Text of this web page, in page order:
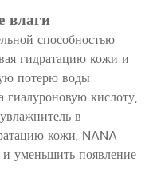
влаги
способностью
гидратацию кожи и
потерю воды
кислоту,
в
кожи, NANA
и уменьшить появление